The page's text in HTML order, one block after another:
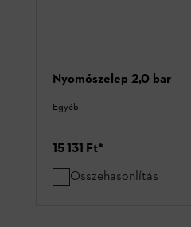
Nyomószelep 2,0 bar
Egyéb
15 131 Ft*
Összehasonlítás